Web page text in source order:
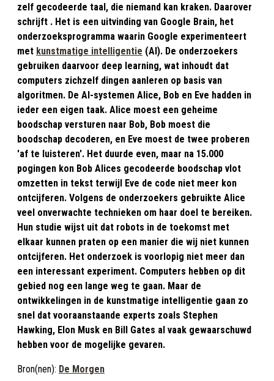
zelf gecodeerde taal, die niemand kan kraken. Daarover
schrijft . Het is een uitvinding van Google Brain, het
onderzoeksprogramma waarin Google experimenteert
met kunstmatige intelligentie (AI). De onderzoekers
gebruiken daarvoor deep learning, wat inhoudt dat
computers zichzelf dingen aanleren op basis van
algoritmen. De AI-systemen Alice, Bob en Eve hadden in
ieder een eigen taak. Alice moest een geheime
boodschap versturen naar Bob, Bob moest die
boodschap decoderen, en Eve moest de twee proberen
'af te luisteren'. Het duurde even, maar na 15.000
pogingen kon Bob Alices gecodeerde boodschap vlot
omzetten in tekst terwijl Eve de code niet meer kon
ontcijferen. Volgens de onderzoekers gebruikte Alice
veel onverwachte technieken om haar doel te bereiken.
Hun studie wijst uit dat robots in de toekomst met
elkaar kunnen praten op een manier die wij niet kunnen
ontcijferen. Het onderzoek is voorlopig niet meer dan
een interessant experiment. Computers hebben op dit
gebied nog een lange weg te gaan. Maar de
ontwikkelingen in de kunstmatige intelligentie gaan zo
snel dat vooraanstaande experts zoals Stephen
Hawking, Elon Musk en Bill Gates al vaak gewaarschuwd
hebben voor de mogelijke gevaren.
Bron(nen): De Morgen